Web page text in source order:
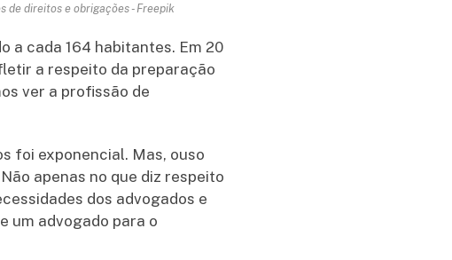
de direitos e obrigações - Freepik
a cada 164 habitantes. Em 20
a respeito da preparação
ver a profissão de
foi exponencial. Mas, ouso
apenas no que diz respeito
dos advogados e
um advogado para o